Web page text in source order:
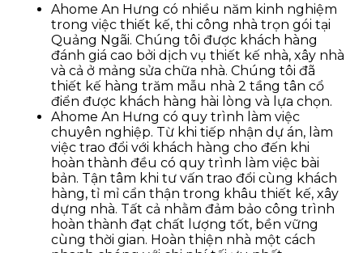
Ahome An Hưng có nhiều năm kinh nghiệm
trong việc thiết kế, thi công nhà trọn gói tại
Quảng Ngãi. Chúng tôi được khách hàng
đánh giá cao bởi dịch vụ thiết kế nhà, xây nhà
và cả ở mảng sửa chữa nhà. Chúng tôi đã
thiết kế hàng trăm mẫu nhà 2 tầng tân cổ
điển được khách hàng hài lòng và lựa chọn.
Ahome An Hưng có quy trình làm việc
chuyên nghiệp. Từ khi tiếp nhận dự án, làm
việc trao đổi với khách hàng cho đến khi
hoàn thành đều có quy trình làm việc bài
bản. Tận tâm khi tư vấn trao đổi cùng khách
hàng, tỉ mỉ cẩn thận trong khâu thiết kế, xây
dựng nhà. Tất cả nhằm đảm bảo công trình
hoàn thành đạt chất lượng tốt, bền vững
cùng thời gian. Hoàn thiện nhà một cách